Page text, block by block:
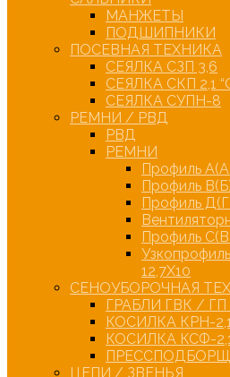
МАНЖЕТЫ
ПОДШИПНИКИ
ПОСЕВНАЯ ТЕХНИКА
СЕЯЛКА СЗП 3,6
СЕЯЛКА СКП 2,1
СЕЯЛКА СУПН-8
РЕМНИ / РВД
РВД
РЕМНИ
Профиль
Профиль
Профиль
Профиль
12,7Х10
СЕНОУБОРОЧНАЯ
ГРАБЛИ ГВК /
КОСИЛКА КРН-
КОСИЛКА КСФ-
ЦЕПИ / ЗВЕНЬЯ